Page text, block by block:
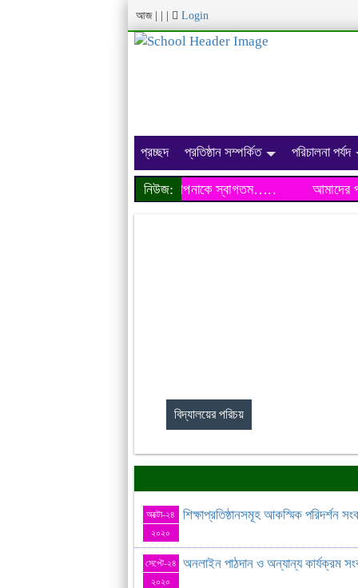
আজ Login
প্রচ্ছদ প্রতিষ্ঠান সম্পর্কিত পরিচালনা পর্যদ
নিউজ: আমাদের
প্রতিষ্ঠানের ওয়েব সাইটে আপনাকে স্বাগতম…..
বিদ্যালয়ের পরিচয়
অক্টো-২৪
২০২০
শিক্ষাপ্রতিষ্ঠানসমূহ আকস্মিক পরিদর্শন
সেপ্টে-২৪
২০২০
অনলাইন পাঠদান ও অন্যান্য কার্যক্রম